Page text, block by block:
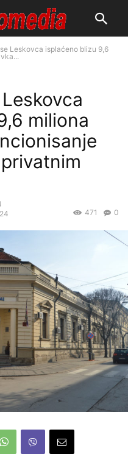
Leskovca isplaćeno blizu 9,6
miliona
0
471